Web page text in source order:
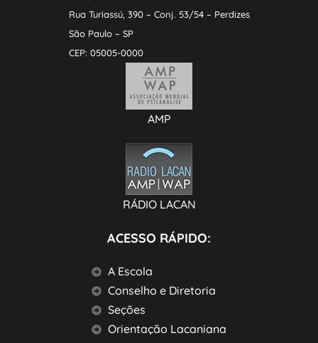
Rua Turiassú, 390 – Conj. 53/54 – Perdizes
São Paulo – SP
CEP: 05005-0000
AMP
RÁDIO LACAN
ACESSO RÁPIDO:
A Escola
Conselho e Diretoria
Seções
Orientação Lacaniana